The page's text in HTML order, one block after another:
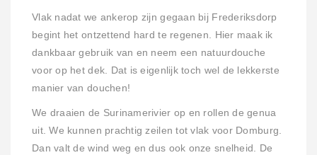
Vlak nadat we ankerop zijn gegaan bij Frederiksdorp
begint het ontzettend hard te regenen. Hier maak ik
dankbaar gebruik van en neem een natuurdouche
voor op het dek. Dat is eigenlijk toch wel de lekkerste
manier van douchen!
We draaien de Surinamerivier op en rollen de genua
uit. We kunnen prachtig zeilen tot vlak voor Domburg.
Dan valt de wind weg en dus ook onze snelheid. De